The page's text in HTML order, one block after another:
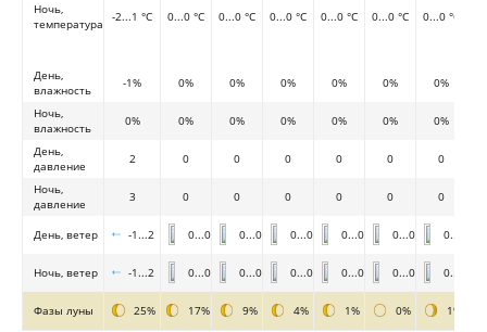
Ночь,
температура
-2...1 °C 0...0 °C 0...0 °C 0...0 °C 0...0 °C 0...0 °C 0...0 °C
День,
влажность
-1% 0% 0% 0% 0% 0%
0%
Ночь,
влажность
0% 0% 0% 0% 0% 0%
0%
День,
давление
2 0 0 0 0 0
0
Ночь,
давление
3 0 0 0 0 0 0
День, ветер -1...2 0...0 0...0 0...0 0...0 0...0 0...0
Ночь, ветер -1...2 0...0 0...0 0...0 0...0 0...0 0...0
Фазы луны 25% 17% 9% 4% 1% 0% 1%